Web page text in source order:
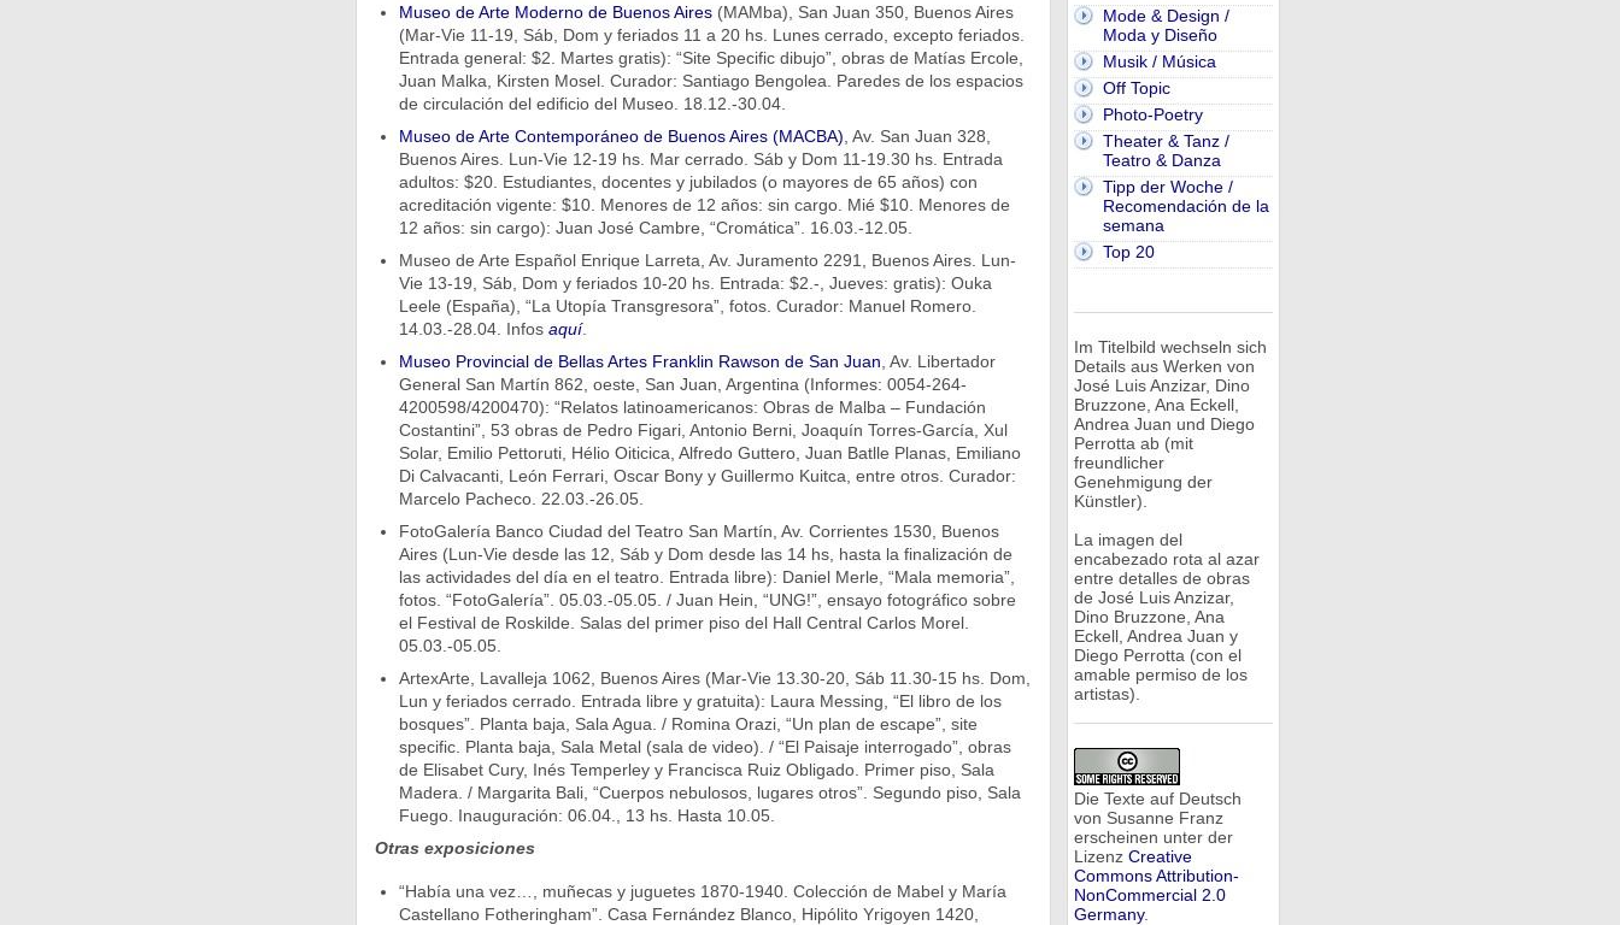
Museo de Arte Moderno de Buenos Aires(MAMba), San Juan 350, Buenos Aires
(Mar-Vie 11-19, Sáb, Dom y feriados 11 a 20 hs. Lunes cerrado, excepto feriados.
Entrada general: $2. Martes gratis): “Site Specific dibujo”, obras de Matías Ercole,
Juan Malka, Kirsten Mosel. Curador: Santiago Bengolea. Paredes de los espacios
de circulación del edificio del Museo. 18.12.-30.04.
Museo de Arte Contemporáneo de Buenos Aires (MACBA) , Av. San Juan 328,
Buenos Aires. Lun-Vie 12-19 hs. Mar cerrado. Sáb y Dom 11-19.30 hs. Entrada
adultos: $20. Estudiantes, docentes y jubilados (o mayores de 65 años) con
acreditación vigente: $10. Menores de 12 años: sin cargo. Mié $10. Menores de
12 años: sin cargo): Juan José Cambre, “Cromática”. 16.03.-12.05.
Museo de Arte Español Enrique Larreta, Av. Juramento 2291, Buenos Aires. Lun-
Vie 13-19, Sáb, Dom y feriados 10-20 hs. Entrada: $2.-, Jueves: gratis): Ouka
Leele (España), “La Utopía Transgresora”, fotos. Curador: Manuel Romero.
14.03.-28.04. Infos aquí.
Museo Provincial de Bellas Artes Franklin Rawson de San Juan , Av. Libertador
General San Martín 862, oeste, San Juan, Argentina (Informes: 0054-264-
4200598/4200470): “Relatos latinoamericanos: Obras de Malba – Fundación
Costantini”, 53 obras de Pedro Figari, Antonio Berni, Joaquín Torres-García, Xul
Solar, Emilio Pettoruti, Hélio Oiticica, Alfredo Guttero, Juan Batlle Planas, Emiliano
Di Calvacanti, León Ferrari, Oscar Bony y Guillermo Kuitca, entre otros. Curador:
Marcelo Pacheco. 22.03.-26.05.
FotoGalería Banco Ciudad del Teatro San Martín, Av. Corrientes 1530, Buenos
Aires (Lun-Vie desde las 12, Sáb y Dom desde las 14 hs, hasta la finalización de
las actividades del día en el teatro. Entrada libre): Daniel Merle, “Mala memoria”,
fotos. “FotoGalería”. 05.03.-05.05. / Juan Hein, “UNG!”, ensayo fotográfico sobre
el Festival de Roskilde. Salas del primer piso del Hall Central Carlos Morel.
05.03.-05.05.
ArtexArte, Lavalleja 1062, Buenos Aires (Mar-Vie 13.30-20, Sáb 11.30-15 hs. Dom,
Lun y feriados cerrado. Entrada libre y gratuita): Laura Messing, “El libro de los
bosques”. Planta baja, Sala Agua. / Romina Orazi, “Un plan de escape”, site
specific. Planta baja, Sala Metal (sala de video). / “El Paisaje interrogado”, obras
de Elisabet Cury, Inés Temperley y Francisca Ruiz Obligado. Primer piso, Sala
Madera. / Margarita Bali, “Cuerpos nebulosos, lugares otros”. Segundo piso, Sala
Fuego. Inauguración: 06.04., 13 hs. Hasta 10.05.
Otras exposiciones
“Habí­a una vez…, muñecas y juguetes 1870-1940. Colección de Mabel y María
Castellano Fotheringham”. Casa Fernández Blanco, Hipólito Yrigoyen 1420,
Mode & Design /
Moda y Diseño
Musik / Música
Off Topic
Photo-Poetry
Theater & Tanz /
Teatro & Danza
Tipp der Woche /
Recomendación de la
semana
Top 20
Im Titelbild wechseln sich
Details aus Werken von
José Luis Anzizar, Dino
Bruzzone, Ana Eckell,
Andrea Juan und Diego
Perrotta ab (mit
freundlicher
Genehmigung der
Künstler).
La imagen del
encabezado rota al azar
entre detalles de obras
de José Luis Anzizar,
Dino Bruzzone, Ana
Eckell, Andrea Juan y
Diego Perrotta (con el
amable permiso de los
artistas).
Die Texte auf Deutsch
von Susanne Franz
erscheinen unter der
Lizenz Creative
Commons Attribution-
NonCommercial 2.0
Germany.